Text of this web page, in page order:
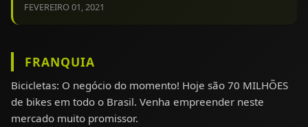
FEVEREIRO 01, 2021
FRANQUIA
Bicicletas: O negócio do momento! Hoje são 70 MILHÕES
de bikes em todo o Brasil. Venha empreender neste
mercado muito promissor.